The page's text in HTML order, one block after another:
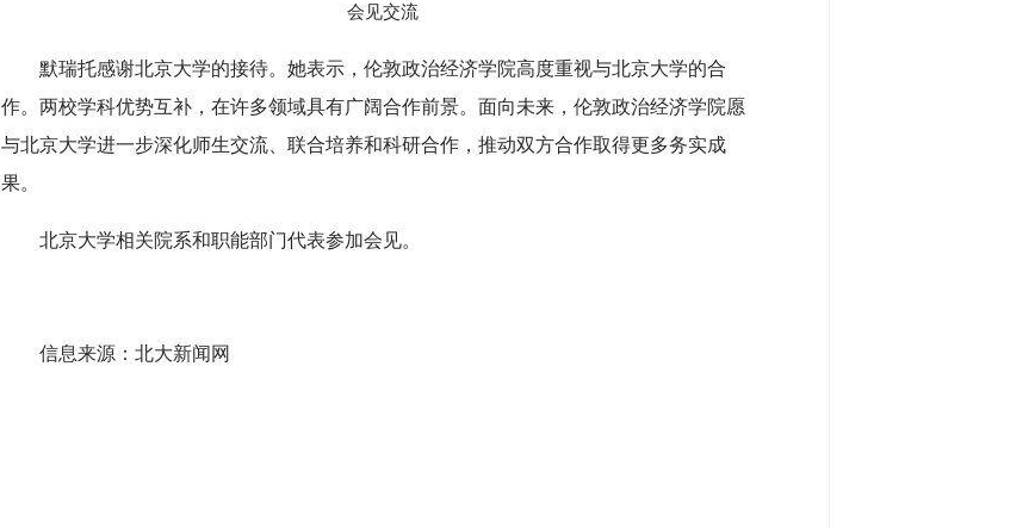
会见交流
默瑞托感谢北京大学的接待。她表示，伦敦政治经济学院高度重视与北京大学的合
作。两校学科优势互补，在许多领域具有广阔合作前景。面向未来，伦敦政治经济学院愿
与北京大学进一步深化师生交流、联合培养和科研合作，推动双方合作取得更多务实成
果。
北京大学相关院系和职能部门代表参加会见。
信息来源：北大新闻网